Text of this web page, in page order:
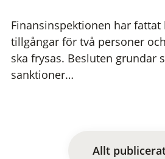
Finansinspektionen har
tillgångar för två personer
ska frysas. Besluten grundar
sanktioner…
Allt